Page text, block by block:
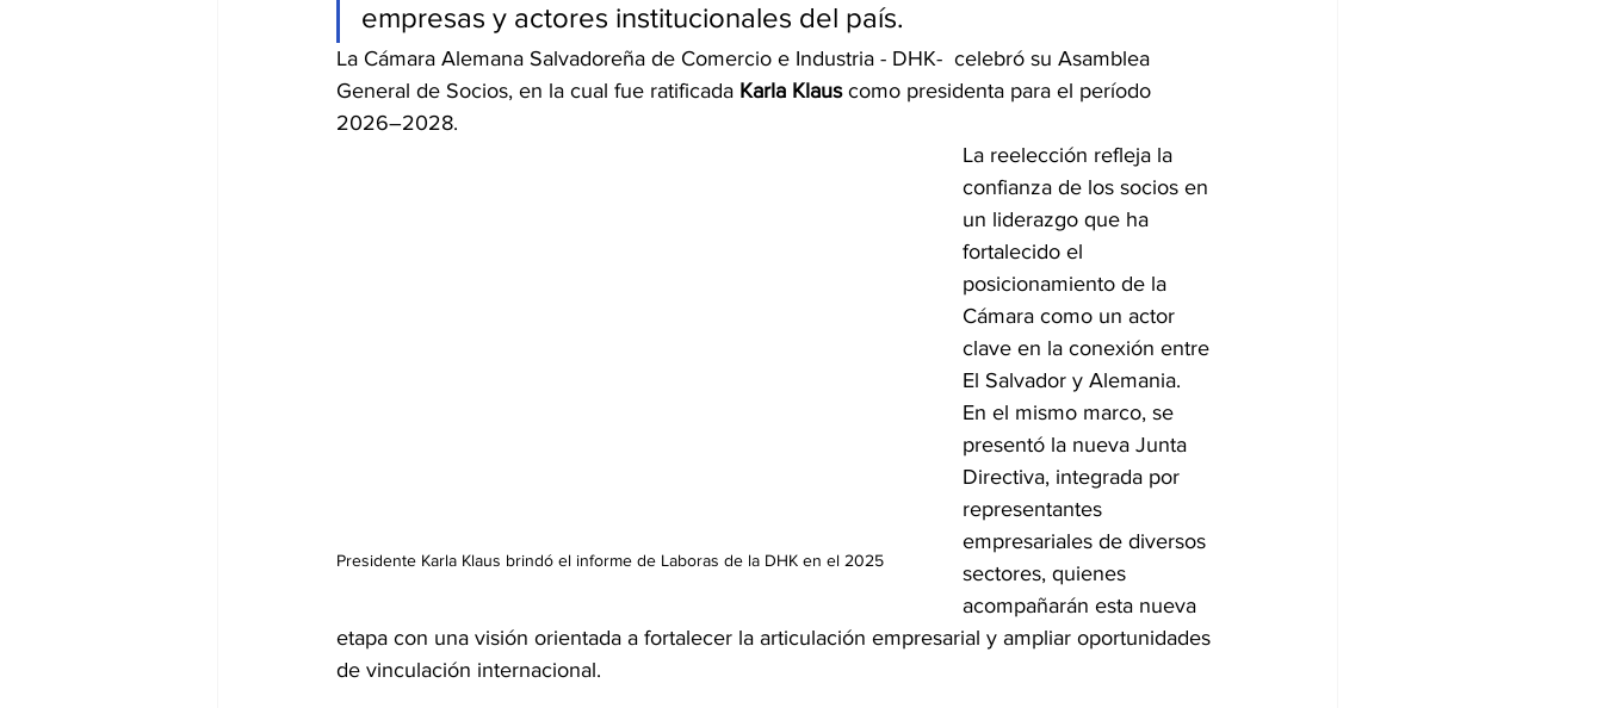
empresas y actores institucionales del país.
La Cámara Alemana Salvadoreña de Comercio e Industria - DHK-  celebró su Asamblea
General de Socios, en la cual fue ratificada Karla Klaus como presidenta para el período
2026–2028.
Presidente Karla Klaus brindó el informe de Laboras de la DHK en el 2025
La reelección refleja la
confianza de los socios en
un liderazgo que ha
fortalecido el
posicionamiento de la
Cámara como un actor
clave en la conexión entre
El Salvador y Alemania.
En el mismo marco, se
presentó la nueva Junta
Directiva, integrada por
representantes
empresariales de diversos
sectores, quienes
acompañarán esta nueva
etapa con una visión orientada a fortalecer la articulación empresarial y ampliar oportunidades
de vinculación internacional.